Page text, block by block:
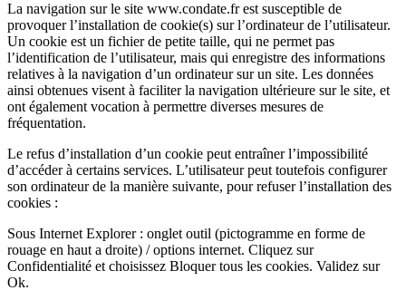
La navigation sur le site www.condate.fr est susceptible de
provoquer l’installation de cookie(s) sur l’ordinateur de l’utilisateur.
Un cookie est un fichier de petite taille, qui ne permet pas
l’identification de l’utilisateur, mais qui enregistre des informations
relatives à la navigation d’un ordinateur sur un site. Les données
ainsi obtenues visent à faciliter la navigation ultérieure sur le site, et
ont également vocation à permettre diverses mesures de
fréquentation.
Le refus d’installation d’un cookie peut entraîner l’impossibilité
d’accéder à certains services. L’utilisateur peut toutefois configurer
son ordinateur de la manière suivante, pour refuser l’installation des
cookies :
Sous Internet Explorer : onglet outil (pictogramme en forme de
rouage en haut a droite) / options internet. Cliquez sur
Confidentialité et choisissez Bloquer tous les cookies. Validez sur
Ok.